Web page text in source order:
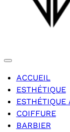
ACCUEIL
ESTHÉTIQUE
ESTHÉTIQUE
COIFFURE
BARBIER